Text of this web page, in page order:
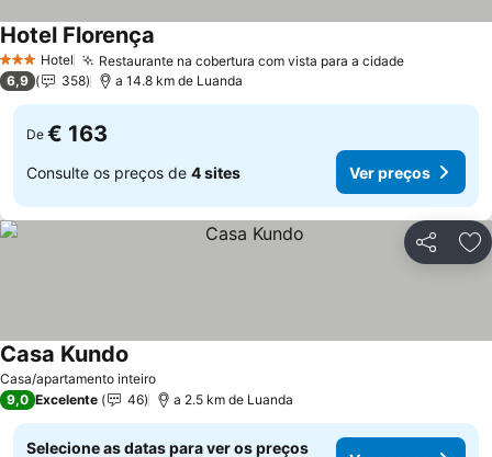
3 EstrelasHotel Restaurante na cobertura com vista para a cidadeVer preços
Hotel Florença
6,9 358 a 14.8 km de Luanda
De € 163
Consulte os preços de 4 sites Ver preços
Partilhar
Casa/apartamento inteiro
Casa Kundo
9,0 Excelente 46 a 2.5 km de Luanda
Selecione as datas para ver os preços